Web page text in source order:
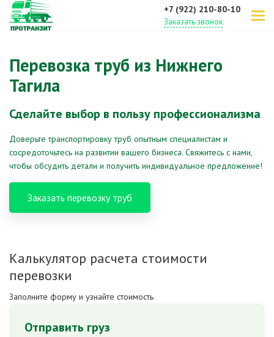
+7 (922) 210-80-10
Заказать звонок
Перевозка труб из Нижнего
Тагила
Сделайте выбор в пользу профессионализма
Доверьте транспортировку труб опытным специалистам и
сосредоточьтесь на развитии вашего бизнеса. Свяжитесь с нами,
чтобы обсудить детали и получить индивидуальное предложение!
Заказать перевозку труб
Калькулятор расчета стоимости
перевозки
Заполните форму и узнайте стоимость
Отправить груз